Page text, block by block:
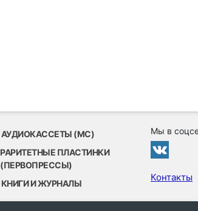
АУДИОКАССЕТЫ (MC)
РАРИТЕТНЫЕ ПЛАСТИНКИ
(ПЕРВОПРЕССЫ)
КНИГИ И ЖУРНАЛЫ
Мы в
Контакты